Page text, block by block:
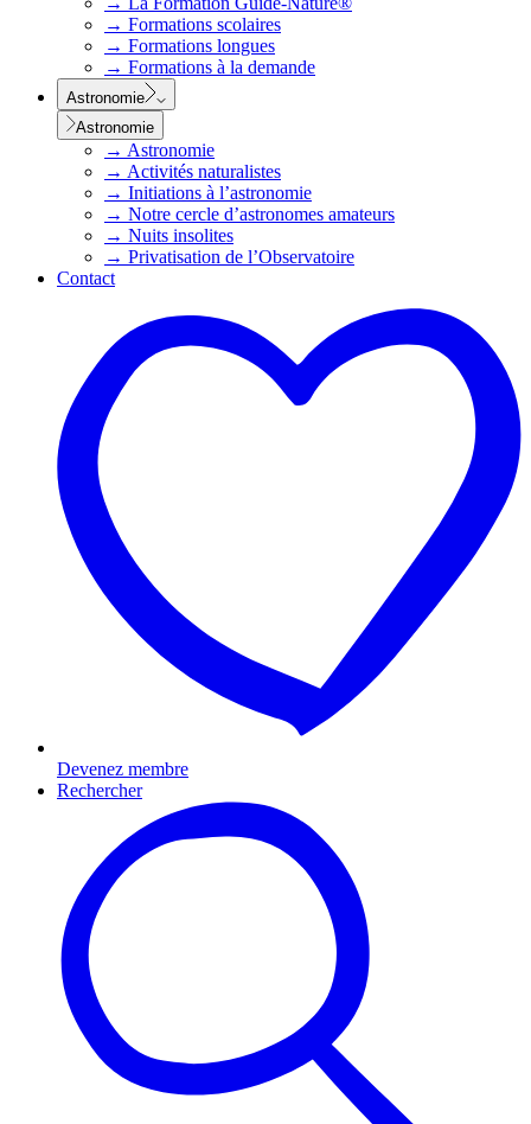
→ Formations scolaires
→ Formations longues
→ Formations à la demande
Astronomie
Astronomie
→ Astronomie
→ Activités naturalistes
→ Initiations à l’astronomie
→ Notre cercle d’astronomes amateurs
→ Nuits insolites
→ Privatisation de l’Observatoire
Contact
Devenez membre
Rechercher